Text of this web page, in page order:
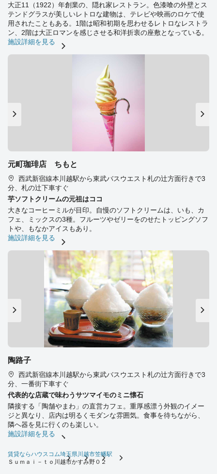
大正11（1922）年創業の、隠れ家レストラン。色漆喰の外壁とス
テンドグラスが美しいレトロな建物は、テレビや映画のロケで使
用されたこともある。1階は昭和初期を思わせるレトロなレストラ
ン、2階は大正ロマンを感じさせる和洋折衷の座敷となっている。
施設詳細を見る
元町珈琲店 ちもと
西武新宿線本川越駅から東武バスウエスト札の辻方面行きで3
分、札の辻下車すぐ
芋ソフトクリームの元祖はココ
大きなコーヒーミルが目印。自慢のソフトクリームは、いも、カ
フェ、ミックスの3種。フルーツやゼリーをのせたトッピングソフ
トや、もなかアイスもあり。
施設詳細を見る
陶路子
西武新宿線本川越駅から東武バスウエスト札の辻方面行きで3
分、一番街下車すぐ
代表的な店蔵で味わうサツマイモのミニ懐石
隣接する「陶舗やまわ」の直営カフェ。重厚感漂う外観のイメー
ジと異なり、店内は明るくモダンな雰囲気。食事を待ちながら、
隣へ器を見に行くのも楽しい。
施設詳細を見る
賃貸ならハウスコム埼玉県 川越市笠幡駅
Ｓｕｍａｉ－ｔｏ川越市かすみ野０２